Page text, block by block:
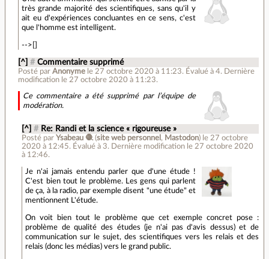
très grande majorité des scientifiques, sans qu'il y
ait eu d'expériences concluantes en ce sens, c'est
que l'homme est intelligent.
-->[]
[^] # Commentaire supprimé
Posté par Anonyme le 27 octobre 2020 à 11:23. Évalué à 4. Dernière
modification le 27 octobre 2020 à 11:23.
Ce commentaire a été supprimé par l’équipe de
modération.
[^] # Re: Randi et la science « rigoureuse »
Posté par Ysabeau 🧶 (site web personnel , Mastodon) le 27 octobre
2020 à 12:45. Évalué à 3. Dernière modification le 27 octobre 2020
à 12:46.
Je n'ai jamais entendu parler que d'une étude !
C'est bien tout le problème. Les gens qui parlent
de ça, à la radio, par exemple disent "une étude" et
mentionnent L'étude.
On voit bien tout le problème que cet exemple concret pose :
problème de qualité des études (je n'ai pas d'avis dessus) et de
communication sur le sujet, des scientifiques vers les relais et des
relais (donc les médias) vers le grand public.